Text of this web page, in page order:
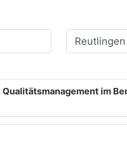
Ort, Stadt
im